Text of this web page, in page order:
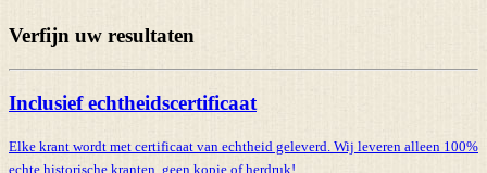
Verfijn uw resultaten
Inclusief echtheidscertificaat
Elke krant wordt met certificaat van echtheid geleverd. Wij leveren alleen 100%
echte historische kranten, geen kopie of herdruk!